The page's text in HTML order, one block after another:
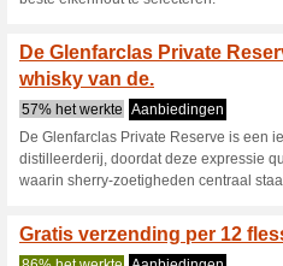
malts,
geeft dit de
Loch